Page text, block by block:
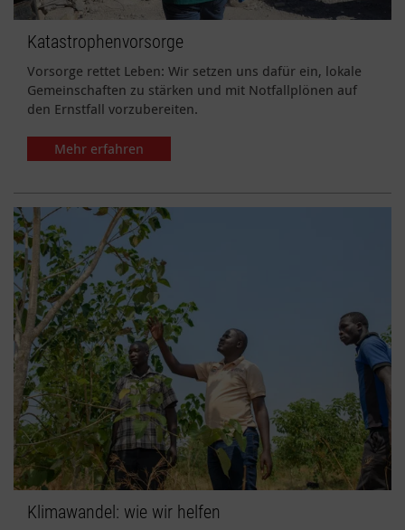
Katastrophenvorsorge
Vorsorge rettet Leben: Wir setzen uns dafür ein, lokale
Gemeinschaften zu stärken und mit Notfallplönen auf
den Ernstfall vorzubereiten.
Mehr erfahren
Klimawandel: wie wir helfen